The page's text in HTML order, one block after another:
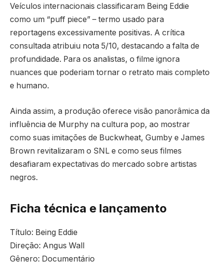
Veículos internacionais classificaram Being Eddie
como um “puff piece” – termo usado para
reportagens excessivamente positivas. A crítica
consultada atribuiu nota 5/10, destacando a falta de
profundidade. Para os analistas, o filme ignora
nuances que poderiam tornar o retrato mais completo
e humano.
Ainda assim, a produção oferece visão panorâmica da
influência de Murphy na cultura pop, ao mostrar
como suas imitações de Buckwheat, Gumby e James
Brown revitalizaram o SNL e como seus filmes
desafiaram expectativas do mercado sobre artistas
negros.
Ficha técnica e lançamento
Título: Being Eddie
Direção: Angus Wall
Gênero: Documentário